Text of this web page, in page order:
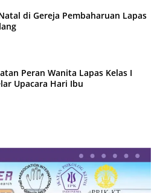
di Gereja Pembaharuan Lapas
Peran Wanita Lapas Kelas I
Upacara Hari Ibu